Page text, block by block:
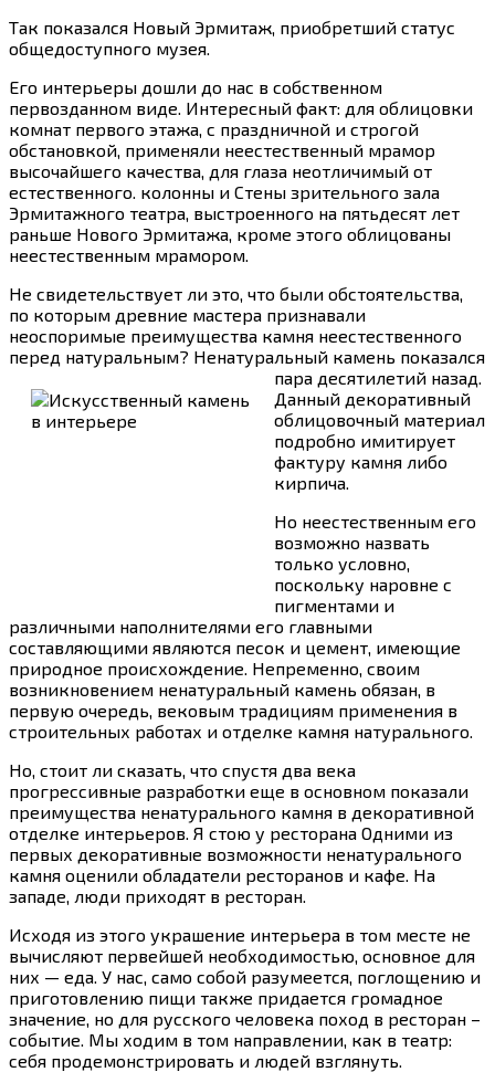
Так показался Новый Эрмитаж, приобретший статус
общедоступного музея.
Его интерьеры дошли до нас в собственном
первозданном виде. Интересный факт: для облицовки
комнат первого этажа, с праздничной и строгой
обстановкой, применяли неестественный мрамор
высочайшего качества, для глаза неотличимый от
естественного. колонны и Стены зрительного зала
Эрмитажного театра, выстроенного на пятьдесят лет
раньше Нового Эрмитажа, кроме этого облицованы
неестественным мрамором.
Не свидетельствует ли это, что были обстоятельства,
по которым древние мастера признавали
неоспоримые преимущества камня неестественного
перед натуральным? Ненатуральный камень показался
пара десятилетий назад.
Данный декоративный
облицовочный материал
подробно имитирует
фактуру камня либо
кирпича.
Но неестественным его
возможно назвать
только условно,
поскольку наровне с
пигментами и
различными наполнителями его главными
составляющими являются песок и цемент, имеющие
природное происхождение. Непременно, своим
возникновением ненатуральный камень обязан, в
первую очередь, вековым традициям применения в
строительных работах и отделке камня натурального.
Но, стоит ли сказать, что спустя два века
прогрессивные разработки еще в основном показали
преимущества ненатурального камня в декоративной
отделке интерьеров. Я стою у ресторана Одними из
первых декоративные возможности ненатурального
камня оценили обладатели ресторанов и кафе. На
западе, люди приходят в ресторан.
Исходя из этого украшение интерьера в том месте не
вычисляют первейшей необходимостью, основное для
них — еда. У нас, само собой разумеется, поглощению и
приготовлению пищи также придается громадное
значение, но для русского человека поход в ресторан –
событие. Мы ходим в том направлении, как в театр:
себя продемонстрировать и людей взглянуть.